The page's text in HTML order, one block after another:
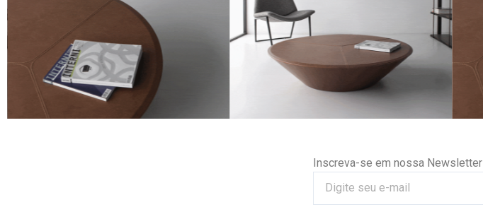
Inscreva-se em nossa Newsletter